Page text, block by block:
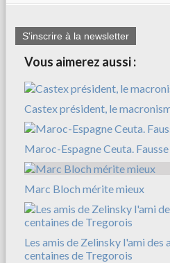
S'inscrire à la newsletter
Vous aimerez aussi :
Castex président, le
Maroc-Espagne Ceuta.
Marc Bloch mérite mieux
Les amis de Zelinsky l'ami des
centaines de Tregorois